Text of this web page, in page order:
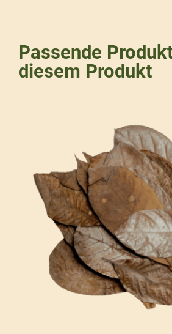
Passende
diesem Produkt